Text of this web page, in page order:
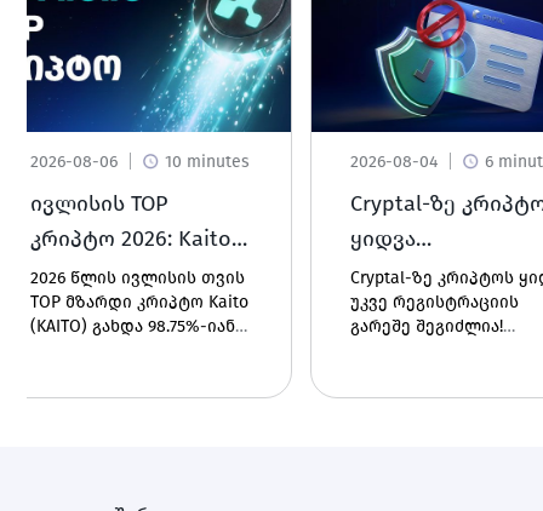
2026-08-06 10 minutes
ივლისის TOP
კრიპტო 2026: Kaito
(KAITO)
2026 წლის ივლისის თვის
TOP მზარდი კრიპტო Kaito
(KAITO) გახდა 98.75%-იანი
მუშაობს ის და რა გახდა
2026-08-04 6
Cryptal-ზე
ყიდვა
რეგისტრაციის
გარეშე - რა
გელოდება?
Cryptal-ზე კრიპტოს
უკვე რეგისტრაციის
გარეშე შეგიძლია!
ნომრით გაგზავნე